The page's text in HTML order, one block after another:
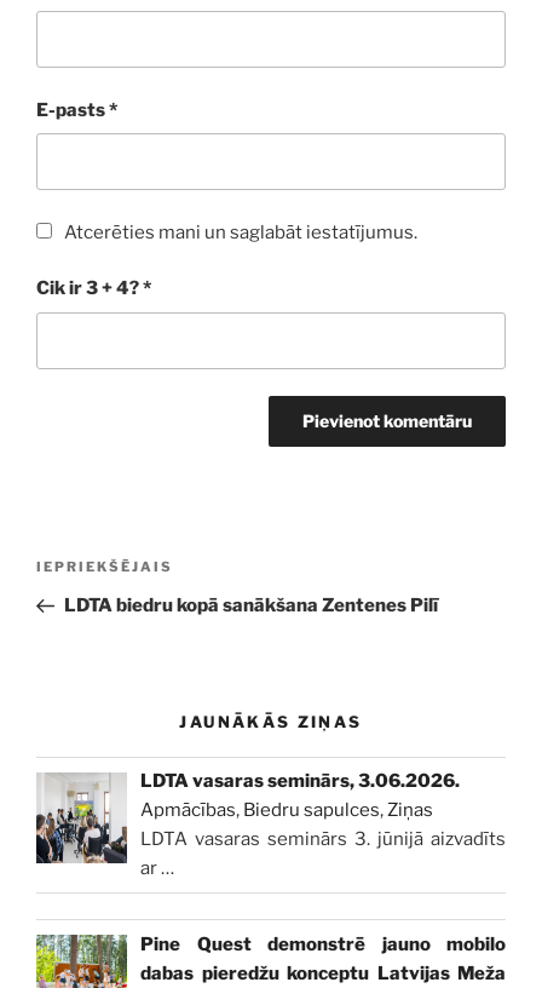
E-pasts*
Atcerēties mani un saglabāt iestatījumus.
Cik ir 3 + 4?*
Iepriekšējā
ziņa:
IEPRIEKŠĒJAIS
LDTA biedru kopā sanākšana Zentenes Pilī
JAUNĀKĀS ZIŅAS
LDTA vasaras seminārs, 3.06.2026.
Apmācības, Biedru sapulces,Ziņas
LDTA vasaras seminārs 3. jūnijā aizvadīts
ar…
Pine Quest demonstrē jauno mobilo
dabas pieredžu konceptu Latvijas Meža